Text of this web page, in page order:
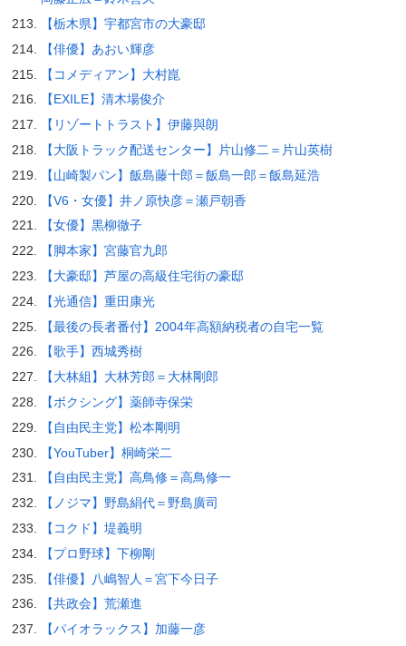
【栃木県】宇都宮市の大豪邸
【俳優】あおい輝彦
【コメディアン】大村崑
【EXILE】清木場俊介
【リゾートトラスト】伊藤與朗
【大阪トラック配送センター】片山修二＝片山英樹
【山崎製パン】飯島藤十郎＝飯島一郎＝飯島延浩
【V6・女優】井ノ原快彦＝瀬戸朝香
【女優】黒柳徹子
【脚本家】宮藤官九郎
【大豪邸】芦屋の高級住宅街の豪邸
【光通信】重田康光
【最後の長者番付】2004年高額納税者の自宅一覧
【歌手】西城秀樹
【大林組】大林芳郎＝大林剛郎
【ボクシング】薬師寺保栄
【自由民主党】松本剛明
【YouTuber】桐崎栄二
【自由民主党】高鳥修＝高鳥修一
【ノジマ】野島絹代＝野島廣司
【コクド】堤義明
【プロ野球】下柳剛
【俳優】八嶋智人＝宮下今日子
【共政会】荒瀬進
【パイオラックス】加藤一彦